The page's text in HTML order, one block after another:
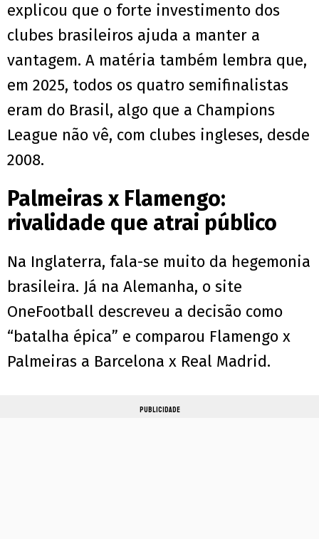
explicou que o forte investimento dos
clubes brasileiros ajuda a manter a
vantagem. A matéria também lembra que,
em 2025, todos os quatro semifinalistas
eram do Brasil, algo que a Champions
League não vê, com clubes ingleses, desde
2008.
Palmeiras x Flamengo:
rivalidade que atrai público
Na Inglaterra, fala-se muito da hegemonia
brasileira. Já na Alemanha, o site
OneFootball descreveu a decisão como
“batalha épica” e comparou Flamengo x
Palmeiras a Barcelona x Real Madrid.
PUBLICIDADE